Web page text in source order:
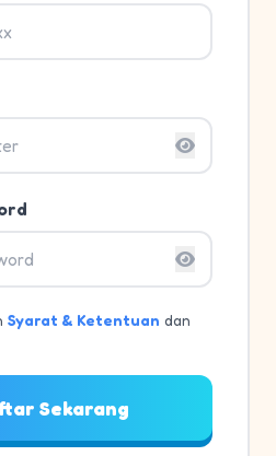
Syarat & Ketentuan dan
Sekarang